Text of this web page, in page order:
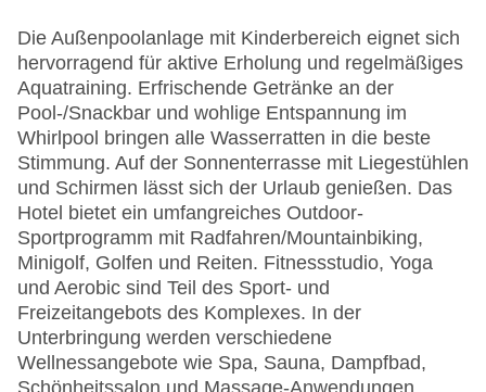
Die Außenpoolanlage mit Kinderbereich eignet sich
hervorragend für aktive Erholung und regelmäßiges
Aquatraining. Erfrischende Getränke an der
Pool-/Snackbar und wohlige Entspannung im
Whirlpool bringen alle Wasserratten in die beste
Stimmung. Auf der Sonnenterrasse mit Liegestühlen
und Schirmen lässt sich der Urlaub genießen. Das
Hotel bietet ein umfangreiches Outdoor-
Sportprogramm mit Radfahren/Mountainbiking,
Minigolf, Golfen und Reiten. Fitnessstudio, Yoga
und Aerobic sind Teil des Sport- und
Freizeitangebots des Komplexes. In der
Unterbringung werden verschiedene
Wellnessangebote wie Spa, Sauna, Dampfbad,